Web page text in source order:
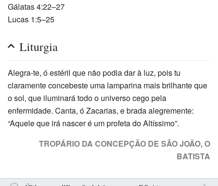
Gálatas 4:22–27
Lucas 1:5–25
Liturgia
Alegra-te, ó estéril que não podia dar à luz, pois tu
claramente concebeste uma lamparina mais brilhante que
o sol, que iluminará todo o universo cego pela
enfermidade. Canta, ó Zacarias, e brada alegremente:
“Aquele que irá nascer é um profeta do Altíssimo”.
TROPÁRIO DA CONCEPÇÃO DE SÃO JOÃO, O
BATISTA